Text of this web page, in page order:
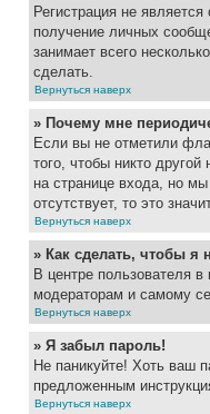
Регистрация не
получение личных
занимает всего
сделать.
Вернуться наверх
» Почему мне
Если вы не отметили
того, чтобы никто
на странице входа, но
отсутствует, то это
Вернуться наверх
» Как сделать, чтобы я
В центре пользователя
модераторам и самому
Вернуться наверх
» Я забыл пароль!
Не паникуйте! Хоть ваш
предложенным
Вернуться наверх